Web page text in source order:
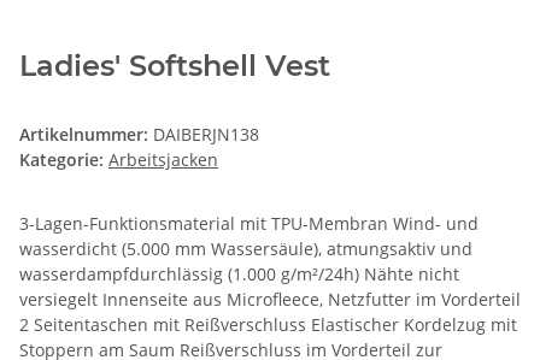
Ladies' Softshell Vest
Artikelnummer: DAIBERJN138
Kategorie: Arbeitsjacken
3-Lagen-Funktionsmaterial mit TPU-Membran Wind- und
wasserdicht (5.000 mm Wassersäule), atmungsaktiv und
wasserdampfdurchlässig (1.000 g/m²/24h) Nähte nicht
versiegelt Innenseite aus Microfleece, Netzfutter im Vorderteil
2 Seitentaschen mit Reißverschluss Elastischer Kordelzug mit
Stoppern am Saum Reißverschluss im Vorderteil zur